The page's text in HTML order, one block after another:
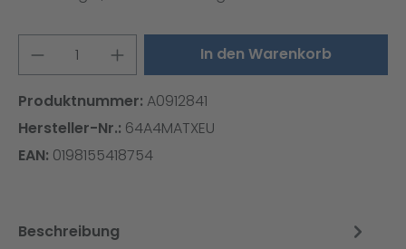
Produkt Anzahl: Gib denIn den Warenkorb
Produktnummer: A0912841
Hersteller-Nr.: 64A4MATXEU
EAN: 0198155418754
Beschreibung